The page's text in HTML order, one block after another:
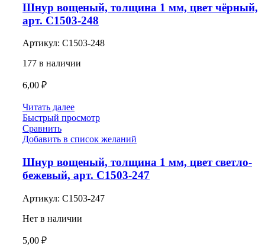
Шнур вощеный, толщина 1 мм, цвет чёрный,
арт. С1503-248
Артикул: С1503-248
177 в наличии
6,00 ₽
Читать далее
Быстрый просмотр
Сравнить
Добавить в список желаний
Шнур вощеный, толщина 1 мм, цвет светло-
бежевый, арт. С1503-247
Артикул: С1503-247
Нет в наличии
5,00 ₽